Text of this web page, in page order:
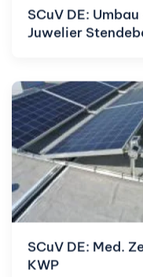
SCuV DE:
Juwelier
SCuV DE: Med.
KWP